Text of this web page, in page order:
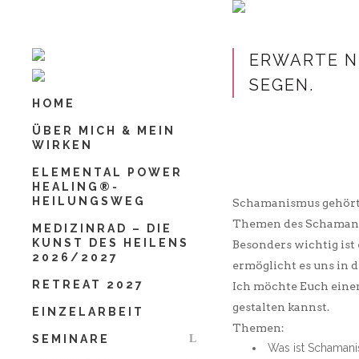
HOME
ÜBER MICH & MEIN
WIRKEN
ELEMENTAL POWER
HEALING®-
HEILUNGSWEG
MEDIZINRAD – DIE
KUNST DES HEILENS
2026/2027
RETREAT 2027
EINZELARBEIT
SEMINARE
ERWARTE
EGEN.
Schamanismus
Themen des
Besonders wichtig ist
ermöglicht es uns in
Ich möchte Euch
gestalten kannst.
Themen:
Was ist
Deine E-Mail-Adresse
Deine Mobilnummer